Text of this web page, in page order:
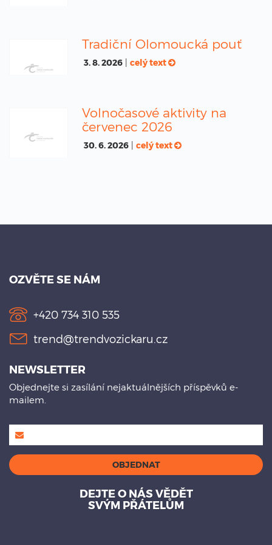
Tradiční Olomoucká pouť
3. 8. 2026 celý text
Volnočasové aktivity na
červenec 2026
30. 6. 2026 celý text
OZVĚTE SE NÁM
+420 734 310 535
trend@trendvozickaru.cz
NEWSLETTER
Objednejte si zasílání nejaktuálnějších příspěvků e-
mailem.
DEJTE O NÁS VĚDĚT
SVÝM PŘÁTELŮM